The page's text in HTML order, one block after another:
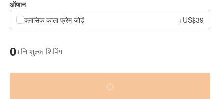
ऑप्शन
क्लासिक काला फ्रेम जोड़ें
+US$39
0+निःशुल्क शिपिंग